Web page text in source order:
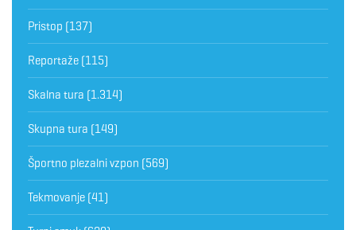
Pristop (137)
Reportaže (115)
Skalna tura (1.314)
Skupna tura (149)
Športno plezalni vzpon (569)
Tekmovanje (41)